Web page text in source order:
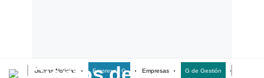
Últimas Noticias Empresas G Empresas G de Gestión
Lo último